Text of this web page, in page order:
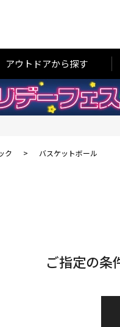
アウトドアから探す
ク > バスケットボール
ご指定の条